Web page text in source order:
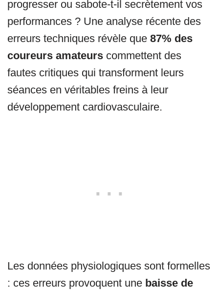
progresser ou sabote-t-il secrètement vos
performances ? Une analyse récente des
erreurs techniques révèle que 87% des
coureurs amateurs commettent des
fautes critiques qui transforment leurs
séances en véritables freins à leur
développement cardiovasculaire.
Les données physiologiques sont formelles
: ces erreurs provoquent une baisse de